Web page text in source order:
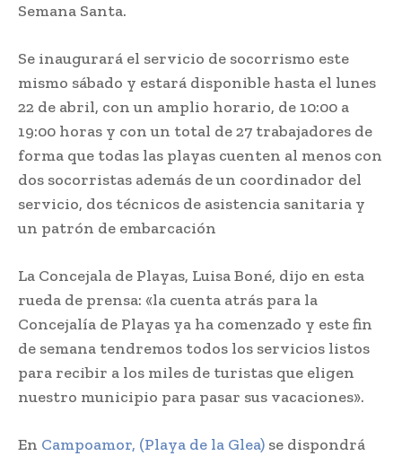
Semana Santa.
Se inaugurará el servicio de socorrismo este
mismo sábado y estará disponible hasta el lunes
22 de abril, con un amplio horario, de 10:00 a
19:00 horas y con un total de 27 trabajadores de
forma que todas las playas cuenten al menos con
dos socorristas además de un coordinador del
servicio, dos técnicos de asistencia sanitaria y
un patrón de embarcación
La Concejala de Playas, Luisa Boné, dijo en esta
rueda de prensa: «la cuenta atrás para la
Concejalía de Playas ya ha comenzado y este fin
de semana tendremos todos los servicios listos
para recibir a los miles de turistas que eligen
nuestro municipio para pasar sus vacaciones».
En Campoamor, (Playa de la Glea) se dispondrá